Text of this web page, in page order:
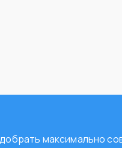
максимально